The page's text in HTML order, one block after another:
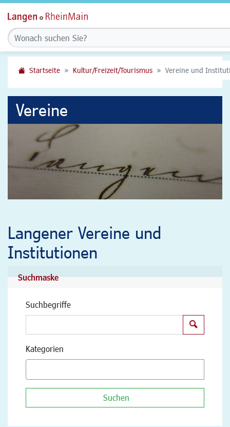
Startseite Kultur/Freizeit/Tourismus Vereine und
Vereine
Langener Vereine und
Institutionen
Suchmaske
Suchbegriffe
Kategorien
Suchen